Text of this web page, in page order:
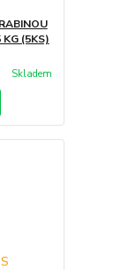
(5KS)
Skladem